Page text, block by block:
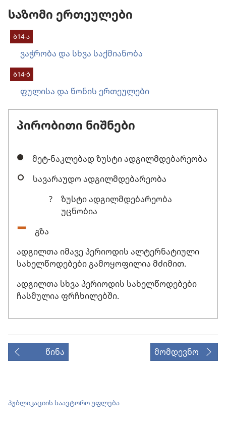
საზომი ერთეულები
Ბ14-ა
ვაჭრობა და სხვა საქმიანობა
Ბ14-ბ
ფულისა და წონის ერთეულები
პირობითი ნიშნები
მეტ-ნაკლებად ზუსტი ადგილმდებარეობა
სავარაუდო ადგილმდებარეობა
?
ზუსტი ადგილმდებარეობა
უცნობია
გზა
ადგილთა იმავე პერიოდის ალტერნატიული
სახელწოდებები გამოყოფილია მძიმით.
ადგილთა სხვა პერიოდის სახელწოდებები
ჩასმულია ფრჩხილებში.
წინა მომდევნო
პუბლიკაციის საავტორო უფლება